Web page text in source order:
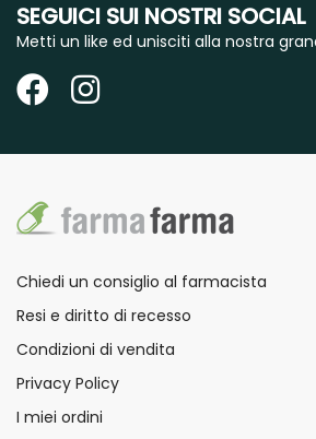
SEGUICI SUI NOSTRI SOCIAL
Metti un like ed unisciti alla nostra
Chiedi un consiglio al farmacista
Resi e diritto di recesso
Condizioni di vendita
Privacy Policy
I miei ordini